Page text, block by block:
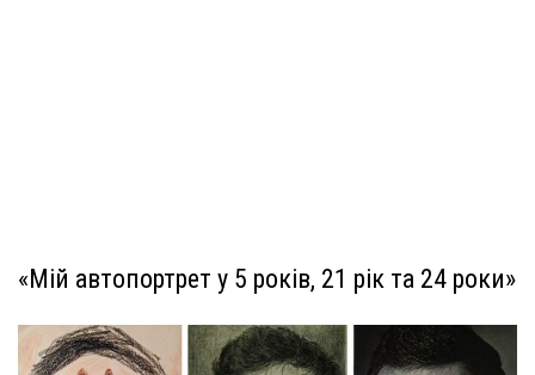
«Мій автопортрет у 5 років, 21 рік та 24 роки»